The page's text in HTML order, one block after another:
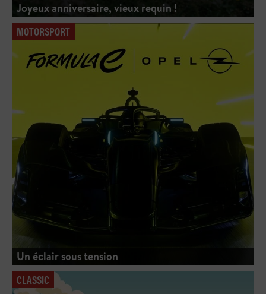
Joyeux anniversaire, vieux requin !
MOTORSPORT
Un éclair sous tension
CLASSIC